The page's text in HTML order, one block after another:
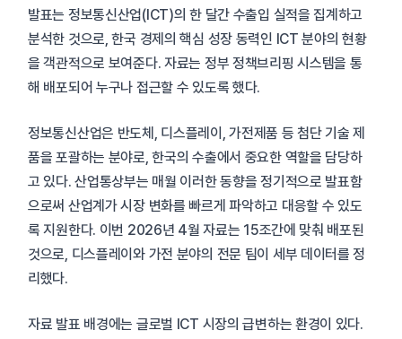
발표는 정보통신산업(ICT)의 한 달간 수출입 실적을 집계하고
분석한 것으로, 한국 경제의 핵심 성장 동력인 ICT 분야의 현황
을 객관적으로 보여준다. 자료는 정부 정책브리핑 시스템을 통
해 배포되어 누구나 접근할 수 있도록 했다.
정보통신산업은 반도체, 디스플레이, 가전제품 등 첨단 기술 제
품을 포괄하는 분야로, 한국의 수출에서 중요한 역할을 담당하
고 있다. 산업통상부는 매월 이러한 동향을 정기적으로 발표함
으로써 산업계가 시장 변화를 빠르게 파악하고 대응할 수 있도
록 지원한다. 이번 2026년 4월 자료는 15조간에 맞춰 배포된
것으로, 디스플레이와 가전 분야의 전문 팀이 세부 데이터를 정
리했다.
자료 발표 배경에는 글로벌 ICT 시장의 급변하는 환경이 있다.